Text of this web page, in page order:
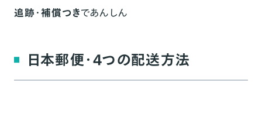
追跡・補償つきであんしん
日本郵便・4つの配送方法